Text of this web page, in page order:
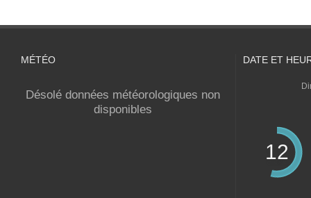
MÉTÉO
Désolé données météorologiques non
disponibles
DATE ET
12